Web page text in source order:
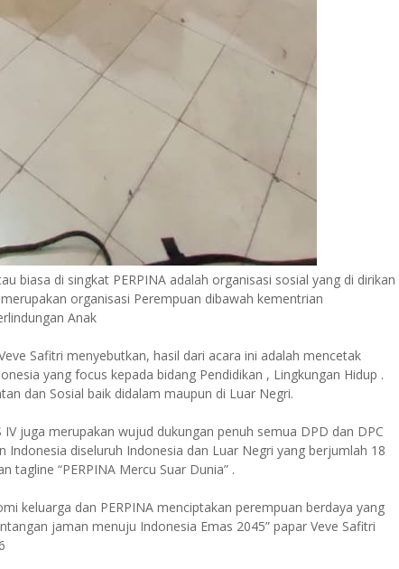
biasa di singkat PERPINA adalah organisasi sosial yang di dirikan
organisasi Perempuan dibawah kementrian
Anak
Safitri menyebutkan, hasil dari acara ini adalah mencetak
yang focus kepada bidang Pendidikan , Lingkungan Hidup .
dan Sosial baik didalam maupun di Luar Negri.
IV juga merupakan wujud dukungan penuh semua DPD dan DPC
Indonesia diseluruh Indonesia dan Luar Negri yang berjumlah 18
tagline “PERPINA Mercu Suar Dunia” .
keluarga dan PERPINA menciptakan perempuan berdaya yang
jaman menuju Indonesia Emas 2045” papar Veve Safitri